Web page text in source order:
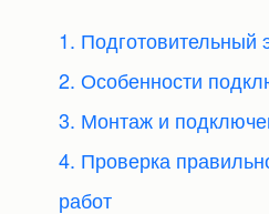
1. Подготовительный
2. Особенности
3. Монтаж и
4. Проверка
работ